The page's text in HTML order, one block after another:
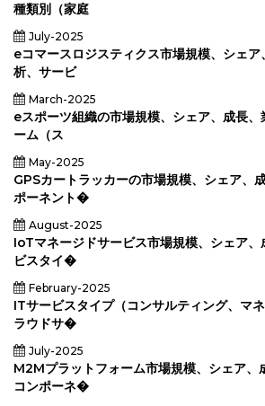
種類別（家庭
July-2025
eコマースロジスティクス市場規模、シェ
析、サービ
March-2025
eスポーツ組織の市場規模、シェア、成長、
ーム（ス
May-2025
GPSカートラッカーの市場規模、シェア、
ポーネント�
August-2025
IoTマネージドサービス市場規模、シェア
ビスタイ�
February-2025
ITサービスタイプ（コンサルティング、マ
ラウドサ�
July-2025
M2Mプラットフォーム市場規模、シェア、
コンポーネ�